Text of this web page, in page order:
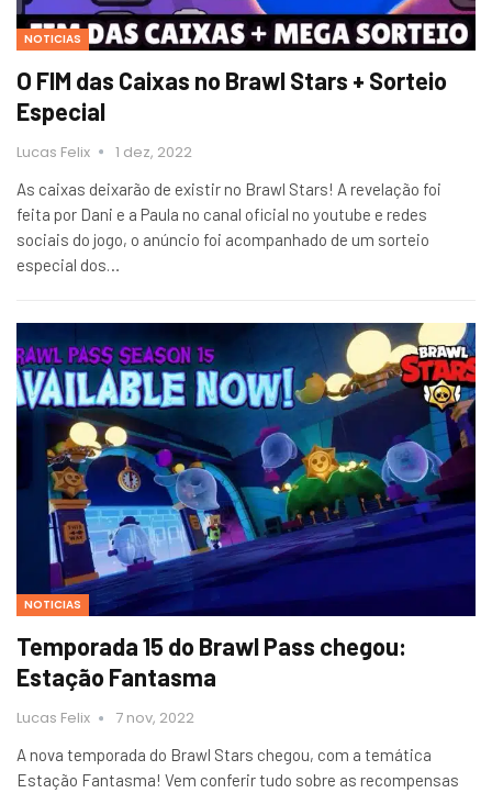
NOTICIAS
O FIM das Caixas no Brawl Stars + Sorteio
Especial
Lucas Felix 1 dez, 2022
As caixas deixarão de existir no Brawl Stars! A revelação foi
feita por Dani e a Paula no canal oficial no youtube e redes
sociais do jogo, o anúncio foi acompanhado de um sorteio
especial dos…
NOTICIAS
Temporada 15 do Brawl Pass chegou:
Estação Fantasma
Lucas Felix 7 nov, 2022
A nova temporada do Brawl Stars chegou, com a temática
Estação Fantasma! Vem conferir tudo sobre as recompensas